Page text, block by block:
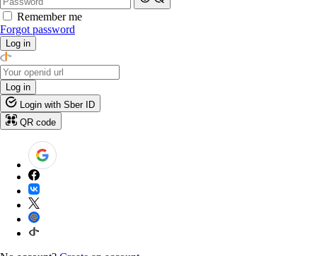
Remember me
Forgot password
Log in
Log in
Login with Sber ID
QR code